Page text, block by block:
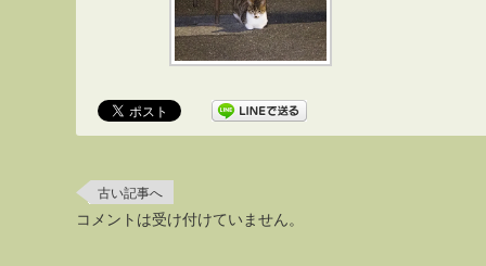
古い記事へ
コメントは受け付けていません。